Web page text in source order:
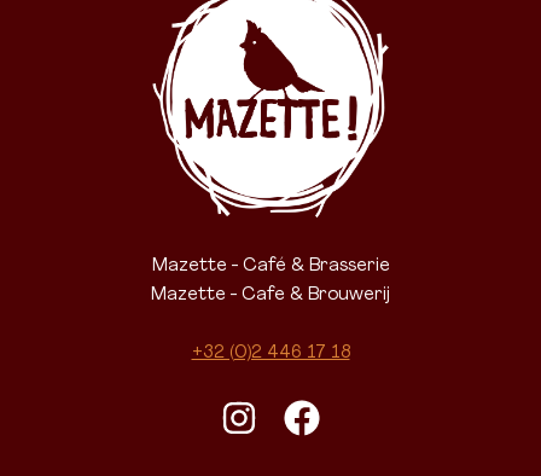
Mazette - Café & Brasserie
Mazette - Cafe & Brouwerij
+32 (0)2 446 17 18